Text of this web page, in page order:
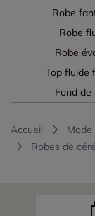
Robe
Robe
Robe
Top fluide
Fond de
Accueil
Robes de